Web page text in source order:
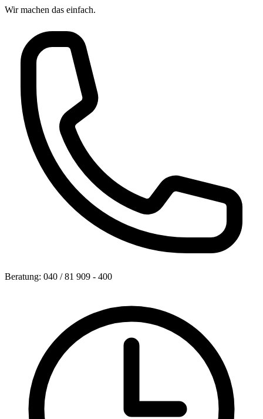
Wir machen das einfach.
Beratung: 040 / 81 909 - 400